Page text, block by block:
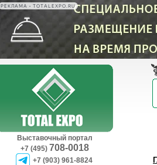
РЕКЛАМА • TOTALEXPO.RU
Выставочный портал
+7 (495) 708-0018
+7 (903) 961-8824